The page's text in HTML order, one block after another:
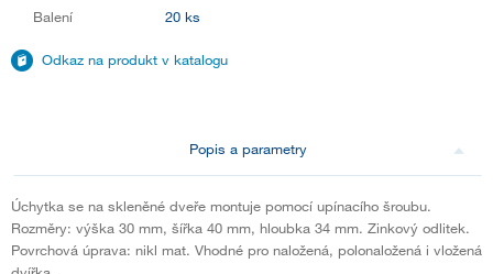
Balení
20 ks
Odkaz na produkt v katalogu
Popis a parametry
Úchytka se na skleněné dveře montuje pomocí upínacího šroubu.
Rozměry: výška 30 mm, šířka 40 mm, hloubka 34 mm. Zinkový odlitek.
Povrchová úprava: nikl mat. Vhodné pro naložená, polonaložená i vložená